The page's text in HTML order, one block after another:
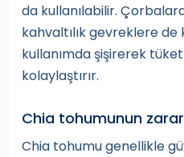
da kullanılabilir.
kahvaltılık gevreklere de
kullanımda şişirerek
kolaylaştırır.
Chia tohumunun
Chia tohumu genellikle